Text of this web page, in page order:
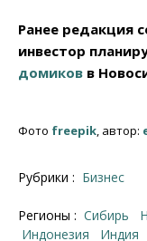
Ранее редакция
инвестор
домиков в
Фото freepik, автор:
Рубрики : Бизнес
Регионы : Сибирь
Индонезия
Индия